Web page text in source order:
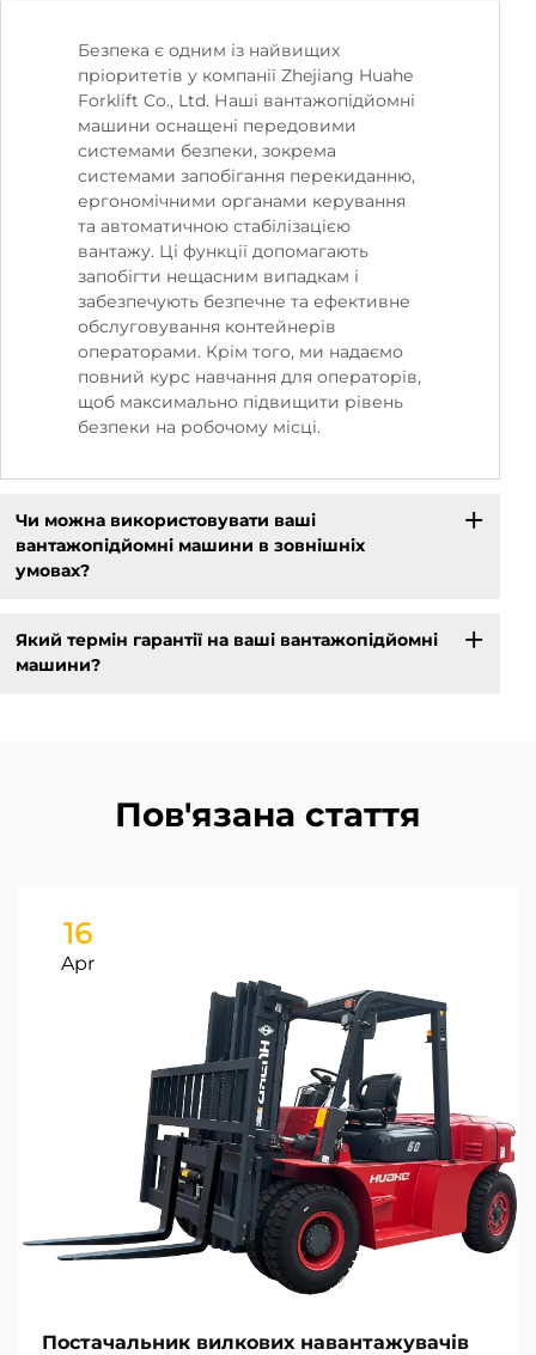
Безпека є одним із найвищих
пріоритетів у компанії Zhejiang Huahe
Forklift Co., Ltd. Наші вантажопідйомні
машини оснащені передовими
системами безпеки, зокрема
системами запобігання перекиданню,
ергономічними органами керування
та автоматичною стабілізацією
вантажу. Ці функції допомагають
запобігти нещасним випадкам і
забезпечують безпечне та ефективне
обслуговування контейнерів
операторами. Крім того, ми надаємо
повний курс навчання для операторів,
щоб максимально підвищити рівень
безпеки на робочому місці.
Чи можна використовувати ваші
вантажопідйомні машини в зовнішніх
умовах?
Який термін гарантії на ваші вантажопідйомні
машини?
Пов'язана стаття
16
Apr
Постачальник вилкових навантажувачів